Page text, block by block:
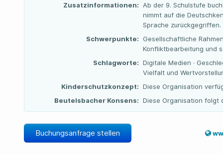
Zusatzinformationen:
Ab der 9. Schulstufe
nimmt auf die
Sprache zurückgegriffen.
Schwerpunkte:
Gesellschaftliche
Konfliktbearbeitung und
Schlagworte: Digitale Medien ·
Vielfalt und
Kinderschutzkonzept: Diese Organisation
Beutelsbacher Konsens: Diese Organisation folgt
Buchungsanfrage stellen